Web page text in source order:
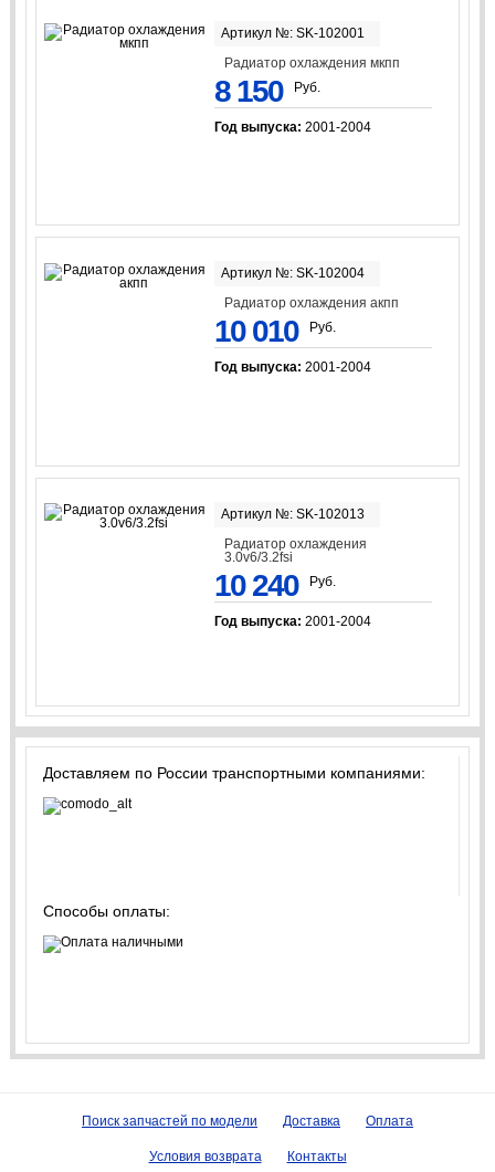
Артикул №: SK-102001
Радиатор охлаждения мкпп
8 150 Руб.
Год выпуска: 2001-2004
Артикул №: SK-102004
Радиатор охлаждения акпп
10 010 Руб.
Год выпуска: 2001-2004
Артикул №: SK-102013
Радиатор охлаждения
3.0v6/3.2fsi
10 240 Руб.
Год выпуска: 2001-2004
Доставляем по России транспортными компаниями:
Способы оплаты:
Поиск запчастей по модели Доставка Оплата
Условия возврата Контакты